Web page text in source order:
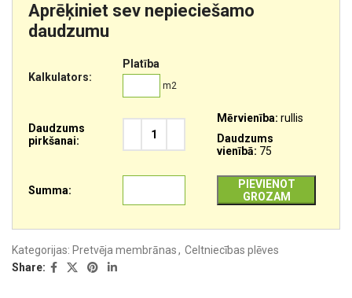
Aprēķiniet sev nepieciešamo
daudzumu
Kalkulators:
Platība
m2
Daudzums
pirkšanai:
Mērvienība: rullis
Daudzums
vienībā: 75
Summa:
PIEVIENOT
GROZAM
Kategorijas: Pretvēja membrānas, Celtniecības plēves
Share: